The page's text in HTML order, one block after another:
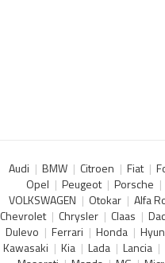
Audi BMW Citroen Fiat
Opel
Peugeot Porsche
VOLKSWAGEN
Otokar Alfa
Chevrolet
Chrysler Claas
Dulevo
Ferrari Honda
Kawasaki
Kia Lada Lancia